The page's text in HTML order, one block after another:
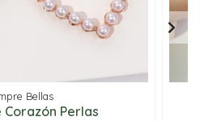
Bellas
Corazón Perlas